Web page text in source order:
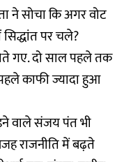
ने सोचा कि अगर वोट
पर चले?
गए. दो साल पहले तक
काफी ज्यादा हुआ
वाले संजय पंत भी
राजनीति में बढ़ते